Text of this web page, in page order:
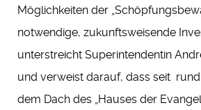
Möglichkeiten der
notwendige, zukunftsweisende
unterstreicht Superintendentin
und verweist darauf, dass seit
dem Dach des „Hauses der